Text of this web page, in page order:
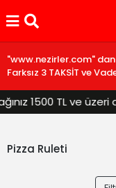
"www.nezirler.com"
Farksız 3 TAKSİT ve
1500 TL ve
Pizza Ruleti